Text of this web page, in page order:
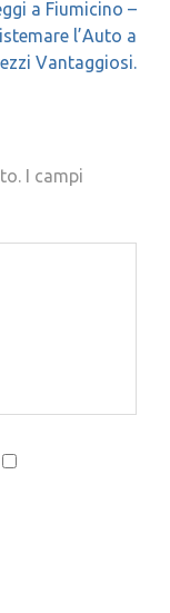
a Fiumicino –
l’Auto a
Vantaggiosi.
I campi